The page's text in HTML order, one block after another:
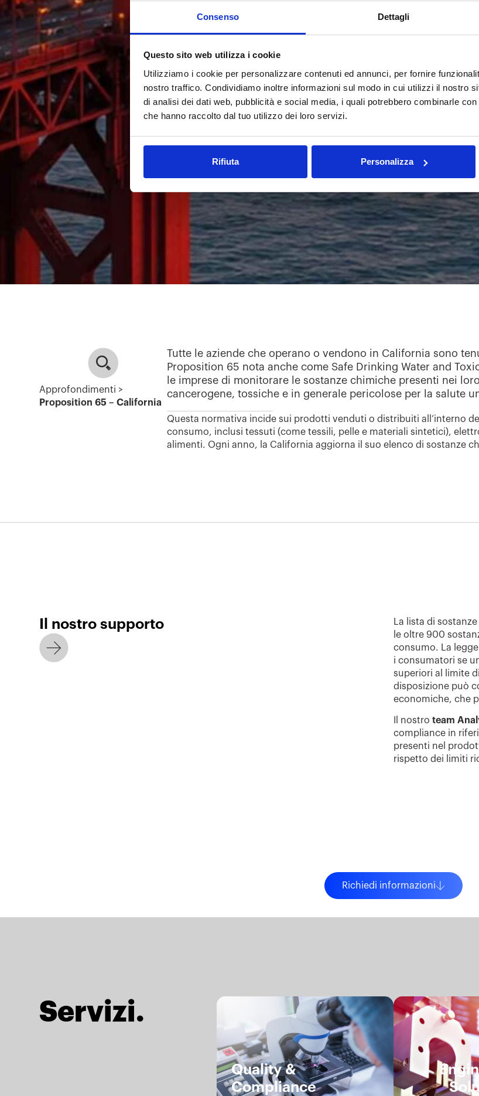
Consenso Dettagli
Questo sito web utilizza i cookie
Utilizziamo i cookie per personalizzare contenuti ed annunci, per fornire
nostro traffico. Condividiamo inoltre informazioni sul modo in cui utilizzi il nostro
di analisi dei dati web, pubblicità e social media, i quali potrebbero combinarle
che hanno raccolto dal tuo utilizzo dei loro servizi.
Rifiuta Personalizza
Approfondimenti >
Proposition 65 – California
Tutte le aziende che operano o vendono in California sono
Proposition 65 nota anche come Safe Drinking Water and
le imprese di monitorare le sostanze chimiche presenti nei
cancerogene, tossiche e in generale pericolose per la salute
Questa normativa incide sui prodotti venduti o distribuiti all’interno
consumo, inclusi tessuti (come tessili, pelle e materiali sintetici),
alimenti. Ogni anno, la California aggiorna il suo elenco di sostanze
Il nostro supporto
La lista di
le oltre 900
consumo. La
i consumatori se
superiori al limite
disposizione può
economiche, che
Il nostro team
compliance in
presenti nel
rispetto dei limiti
Richiedi informazioni
Servizi.
Quality &
Compliance